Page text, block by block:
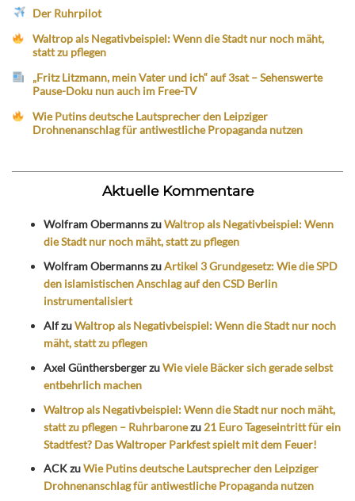
Der Ruhrpilot
Waltrop als Negativbeispiel: Wenn die Stadt nur noch mäht,
statt zu pflegen
„Fritz Litzmann, mein Vater und ich“ auf 3sat – Sehenswerte
Pause-Doku nun auch im Free-TV
Wie Putins deutsche Lautsprecher den Leipziger
Drohnenanschlag für antiwestliche Propaganda nutzen
Aktuelle Kommentare
Wolfram ObermannszuWaltrop als Negativbeispiel: Wenn
die Stadt nur noch mäht, statt zu pflegen
Wolfram ObermannszuArtikel 3 Grundgesetz: Wie die SPD
den islamistischen Anschlag auf den CSD Berlin
instrumentalisiert
AlfzuWaltrop als Negativbeispiel: Wenn die Stadt nur noch
mäht, statt zu pflegen
Axel GünthersbergerzuWie viele Bäcker sich gerade selbst
entbehrlich machen
Waltrop als Negativbeispiel: Wenn die Stadt nur noch mäht,
statt zu pflegen – Ruhrbaronezu 21 Euro Tageseintritt für ein
Stadtfest? Das Waltroper Parkfest spielt mit dem Feuer!
ACKzuWie Putins deutsche Lautsprecher den Leipziger
Drohnenanschlag für antiwestliche Propaganda nutzen